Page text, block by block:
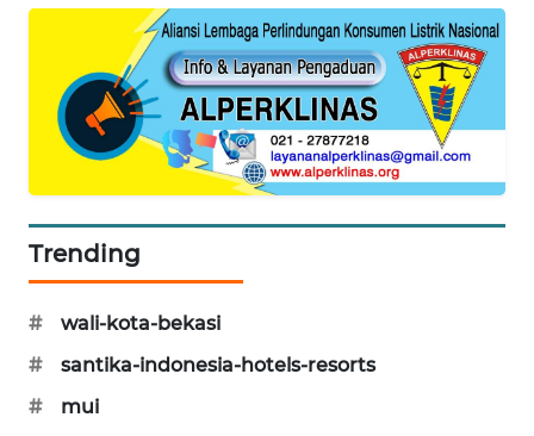
Trending
#
wali-kota-bekasi
#
santika-indonesia-hotels-resorts
#
mui